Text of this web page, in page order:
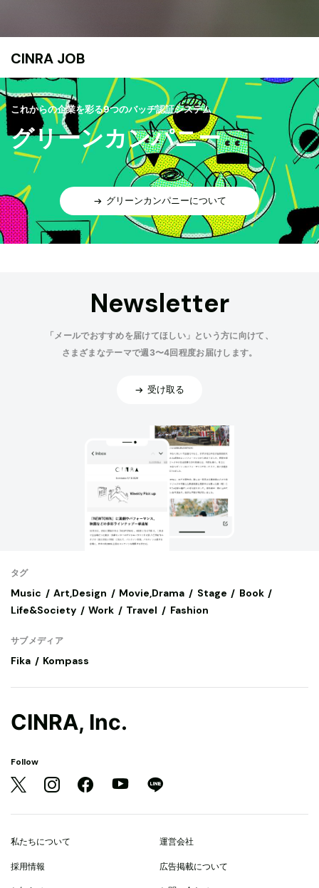
CINRA JOB
これからの企業を彩る9つのバッヂ認証システム
グリーンカンパニー
グリーンカンパニーについて
Newsletter
「メールでおすすめを届けてほしい」という方に向けて、
さまざまなテーマで週3〜4回程度お届けします。
受け取る
タグ
Music Art,Design Movie,Drama Stage
Book
Life&Society
Work Travel Fashion
サブメディア
Fika Kompass
CINRA, Inc.
Follow
私たちについて 運営会社
採用情報 広告掲載について